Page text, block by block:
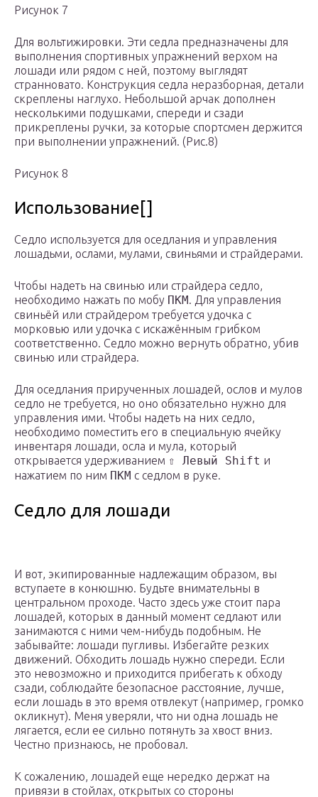
Рисунок 7
Для вольтижировки. Эти седла предназначены для
выполнения спортивных упражнений верхом на
лошади или рядом с ней, поэтому выглядят
странновато. Конструкция седла неразборная, детали
скреплены наглухо. Небольшой арчак дополнен
несколькими подушками, спереди и сзади
прикреплены ручки, за которые спортсмен держится
при выполнении упражнений. (Рис.8)
Рисунок 8
Использование[]
Седло используется для оседлания и управления
лошадьми, ослами, мулами, свиньями и страйдерами.
Чтобы надеть на свинью или страйдера седло,
необходимо нажать по мобу ПКМ. Для управления
свиньёй или страйдером требуется удочка с
морковью или удочка с искажённым грибком
соответственно. Седло можно вернуть обратно, убив
свинью или страйдера.
Для оседлания прирученных лошадей, ослов и мулов
седло не требуется, но оно обязательно нужно для
управления ими. Чтобы надеть на них седло,
необходимо поместить его в специальную ячейку
инвентаря лошади, осла и мула, который
открывается удерживанием ⇧ Левый Shift и
нажатием по ним ПКМ с седлом в руке.
Седло для лошади
И вот, экипированные надлежащим образом, вы
вступаете в конюшню. Будьте внимательны в
центральном проходе. Часто здесь уже стоит пара
лошадей, которых в данный момент седлают или
занимаются с ними чем-нибудь подобным. Не
забывайте: лошади пугливы. Избегайте резких
движений. Обходить лошадь нужно спереди. Если
это невозможно и приходится прибегать к обходу
сзади, соблюдайте безопасное расстояние, лучше,
если лошадь в это время отвлекут (например, громко
окликнут). Меня уверяли, что ни одна лошадь не
лягается, если ее сильно потянуть за хвост вниз.
Честно признаюсь, не пробовал.
К сожалению, лошадей еще нередко держат на
привязи в стойлах, открытых со стороны